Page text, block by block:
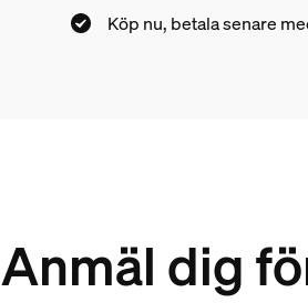
Köp nu, betala senare
Anmäl dig